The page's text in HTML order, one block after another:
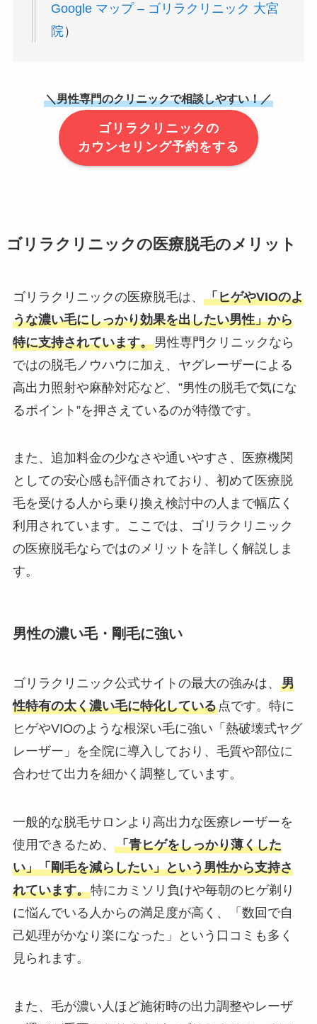
Google マップ – ゴリラクリニック 大宮
院）
＼男性専門のクリニックで相談しやすい！／
ゴリラクリニックの
カウンセリング予約をする
ゴリラクリニックの医療脱毛のメリット
ゴリラクリニックの医療脱毛は、 「ヒゲやVIOのよ
うな濃い毛にしっかり効果を出したい男性」から
特に支持されています。男性専門クリニックなら
ではの脱毛ノウハウに加え、ヤグレーザーによる
高出力照射や麻酔対応など、”男性の脱毛で気にな
るポイント”を押さえているのが特徴です。
また、追加料金の少なさや通いやすさ、医療機関
としての安心感も評価されており、初めて医療脱
毛を受ける人から乗り換え検討中の人まで幅広く
利用されています。ここでは、ゴリラクリニック
の医療脱毛ならではのメリットを詳しく解説しま
す。
男性の濃い毛・剛毛に強い
ゴリラクリニック公式サイトの最大の強みは、 男
性特有の太く濃い毛に特化している点です。特に
ヒゲやVIOのような根深い毛に強い「熱破壊式ヤグ
レーザー」を全院に導入しており、毛質や部位に
合わせて出力を細かく調整しています。
一般的な脱毛サロンより高出力な医療レーザーを
使用できるため、 「青ヒゲをしっかり薄くした
い」「剛毛を減らしたい」という男性から支持さ
れています。特にカミソリ負けや毎朝のヒゲ剃り
に悩んでいる人からの満足度が高く、「数回で自
己処理がかなり楽になった」という口コミも多く
見られます。
また、毛が濃い人ほど施術時の出力調整やレーザ